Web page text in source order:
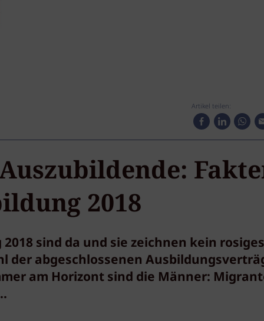
Artikel teilen:
2018
sind da und sie zeichnen kein
der abgeschlossenen
am Horizont sind die Männer: